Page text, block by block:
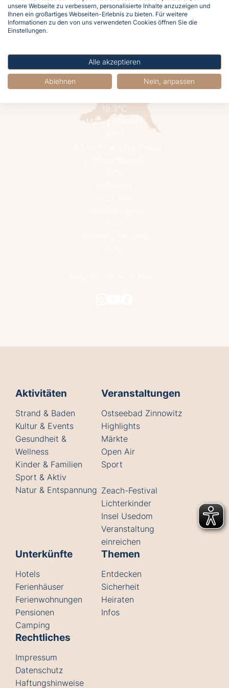
Jetzt buchen
19.3°C
Mäßig bewölkt
Aktivitäten
Strand & Baden
Kultur & Events
Gesundheit &
Wellness
Kinder & Familien
Sport & Aktiv
Natur & Entspannung
Veranstaltungen
Ostseebad Zinnowitz
Highlights
Märkte
Open Air
Sport
Zeach-Festival
Lichterkinder
Insel Usedom
Veranstaltung
einreichen
Unterkünfte
Hotels
Ferienhäuser
Ferienwohnungen
Pensionen
Camping
Themen
Entdecken
Sicherheit
Heiraten
Infos
Rechtliches
Impressum
Datenschutz
Haftungshinweise
unsere Webseite zu verbessern, personalisierte Inhalte anzuzeigen und
Ihnen ein großartiges Webseiten-Erlebnis zu bieten. Für weitere
Informationen zu den von uns verwendeten Cookies öffnen Sie die
Einstellungen.
Alle akzeptieren
Ablehnen Nein, anpassen